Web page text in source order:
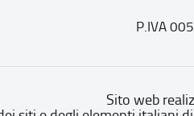
P.IVA
Sito web